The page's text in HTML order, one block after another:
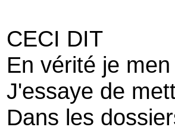
CECI DIT
En vérité je
J'essaye de
Dans les